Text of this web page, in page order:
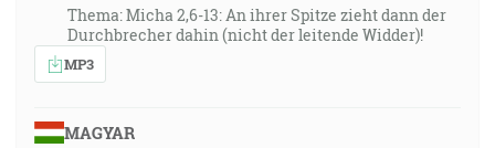
Thema: Micha 2,6-13: An ihrer Spitze zieht dann der
Durchbrecher dahin (nicht der leitende Widder)!
MP3
MAGYAR